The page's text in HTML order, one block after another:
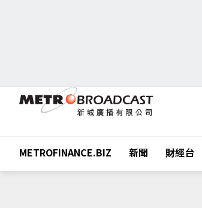
METROFINANCE.BIZ 新聞 財經台